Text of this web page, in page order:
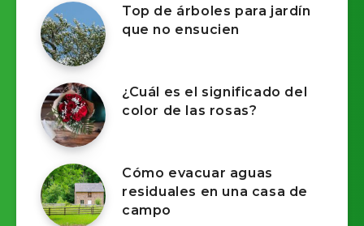
Top de árboles para jardín
que no ensucien
¿Cuál es el significado del
color de las rosas?
Cómo evacuar aguas
residuales en una casa de
campo